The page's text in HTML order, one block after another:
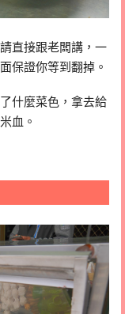
直接跟老闆講，一
保證你等到翻掉。
什麼菜色，拿去給
血。